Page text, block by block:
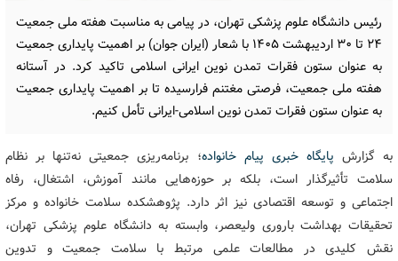
رئیس دانشگاه علوم پزشکی تهران، در پیامی به مناسبت هفته ملی جمعیت
۲۴ تا ۳۰ اردیبهشت ۱۴۰۵ با شعار (ایران جوان) بر اهمیت پایداری جمعیت
به عنوان ستون فقرات تمدن نوین ایرانی اسلامی تاکید کرد. در آستانه
هفته ملی جمعیت، فرصتی مغتنم فرارسیده تا بر اهمیت پایداری جمعیت
به عنوان ستون فقرات تمدن نوین اسلامی-ایرانی تأمل کنیم.
به گزارش پایگاه خبری پیام خانواده؛ برنامه‌ریزی جمعیتی نه‌تنها بر نظام
سلامت تأثیرگذار است، بلکه بر حوزه‌هایی مانند آموزش، اشتغال، رفاه
اجتماعی و توسعه اقتصادی نیز اثر دارد. پژوهشکده سلامت خانواده و مرکز
تحقیقات بهداشت باروری ولیعصر، وابسته به دانشگاه علوم پزشکی تهران،
نقش کلیدی در مطالعات علمی مرتبط با سلامت جمعیت و تدوین